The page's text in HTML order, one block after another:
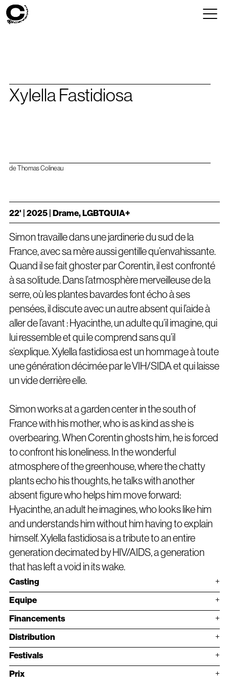
Xylella Fastidiosa
de Thomas Colineau
22' | 2025 | Drame, LGBTQUIA+
Simon travaille dans une jardinerie du sud de la
France, avec sa mère aussi gentille qu’envahissante.
Quand il se fait ghoster par Corentin, il est confronté
à sa solitude. Dans l’atmosphère merveilleuse de la
serre, où les plantes bavardes font écho à ses
pensées, il discute avec un autre absent qui l’aide à
aller de l’avant : Hyacinthe, un adulte qu’il imagine, qui
lui ressemble et qui le comprend sans qu’il
s’explique. Xylella fastidiosaest un hommage à toute
une génération décimée par le VIH/SIDA et qui laisse
un vide derrière elle.
Simon works at a garden center in the south of
France with his mother, who is as kind as she is
overbearing. When Corentin ghosts him, he is forced
to confront his loneliness. In the wonderful
atmosphere of the greenhouse, where the chatty
plants echo his thoughts, he talks with another
absent figure who helps him move forward:
Hyacinthe, an adult he imagines, who looks like him
and understands him without him having to explain
himself. Xylella fastidiosa is a tribute to an entire
generation decimated by HIV/AIDS, a generation
that has left a void in its wake.
Casting
Sacha Starck, Chou Medium, Ghyslaine Lesept, Amir Baylly,
Sarah Diep, Fred Devaux, Flavien Mustel
Equipe
Scénario : Thomas Colineau
Image : Mica Albanese
Son : Zélia Leroux-Harchache
Montage : Gabriel Gonzalez
Etalonnage: Emmanuel Fraisse
Musique originale: Collectif Afterlife, Louise BSX, Thx4Crying,
Dita Von Tears
Financements
· Moulin d’Andé – Résidence CNC
· Région Sud – Aide à la production
· Toulon Métropole – Aide à la production
Distribution
Vidéoclub
Festivals
· FIFIB
· Canebière Film Festival
Prix